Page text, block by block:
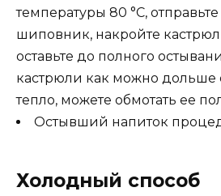
температуры 80 °C,
шиповник, накройте
оставьте до полного
кастрюли как можно дольше
тепло, можете обмотать ее
Остывший напиток
Холодный способ